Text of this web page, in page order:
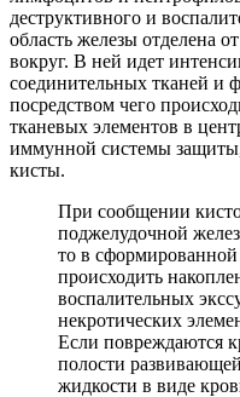
деструктивного и
область железы отделена
вокруг. В ней идет
соединительных тканей и
посредством чего
тканевых элементов в
иммунной системы
кисты.
При сообщении
поджелудочной
то в
происходить
воспалительных
некротических
Если повреждаются
полости
жидкости в виде